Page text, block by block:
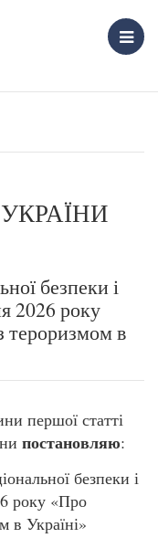
безпеки і
2026 року
тероризмом в
першої статті
постановляю:
безпеки і
року «Про
в Україні»